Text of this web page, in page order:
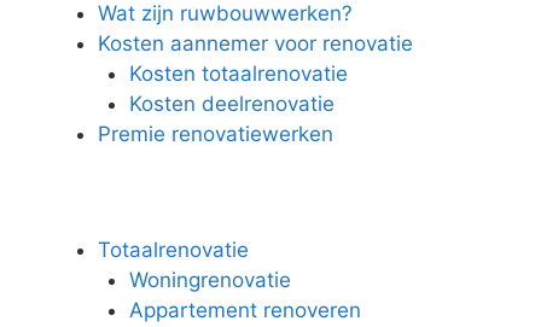
Wat zijn ruwbouwwerken?
Kosten aannemer voor renovatie
Kosten totaalrenovatie
Kosten deelrenovatie
Premie renovatiewerken
Totaalrenovatie
Woningrenovatie
Appartement renoveren